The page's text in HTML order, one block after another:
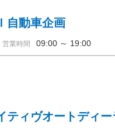
自動車企画
営業時間 09:00 ～ 19:00
ティヴオートディ